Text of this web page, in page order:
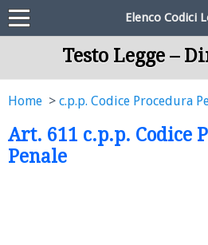
Elenco Codici
Testo Legge –
Home c.p.p. Codice Procedura
Art. 611 c.p.p. Codice
Penale